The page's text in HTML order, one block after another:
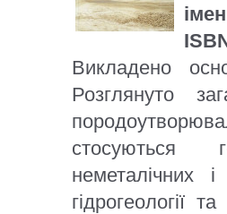
Викладено
Розглянуто
стосуються
неметалічних
гідрогеології